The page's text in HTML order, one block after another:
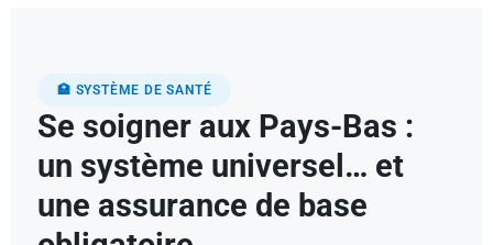
🏥 SYSTÈME DE SANTÉ
Se soigner aux Pays-Bas :
un système universel… et
une assurance de base